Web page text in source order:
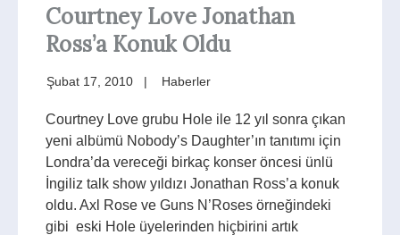
Courtney Love Jonathan
Ross’a Konuk Oldu
Şubat 17, 2010 Haberler
Courtney Love grubu Hole ile 12 yıl sonra çıkan
yeni albümü Nobody’s Daughter’ın tanıtımı için
Londra’da vereceği birkaç konser öncesi ünlü
İngiliz talk show yıldızı Jonathan Ross’a konuk
oldu. Axl Rose ve Guns N’Roses örneğindeki
gibi eski Hole üyelerinden hiçbirini artık